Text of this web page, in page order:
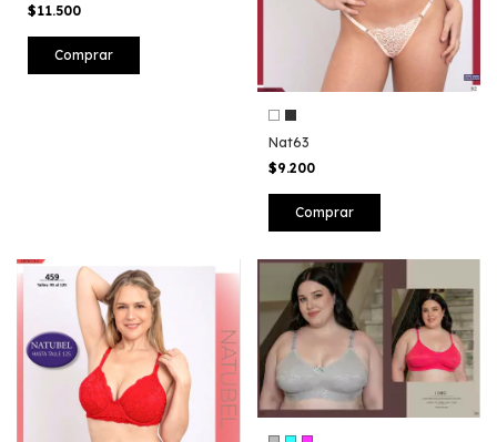
$11.500
Comprar
Nat63
$9.200
Comprar